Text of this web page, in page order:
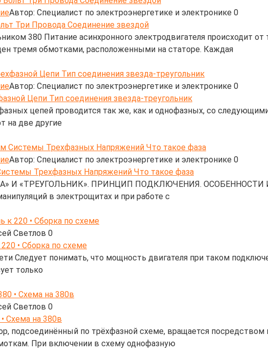
Автор: Cпециалист по электроэнергетике и электронике 0
380 Питание асинхронного электродвигателя происходит
тремя обмотками, расположенными на статоре. Каждая
Цепи Тип соединения звезда-треугольник
Автор: Cпециалист по электроэнергетике и электронике 0
цепей проводится так же, как и однофазных, со
на две другие
Системы Трехфазных Напряжений Что такое фаза
Автор: Cпециалист по электроэнергетике и электронике 0
И «ТРЕУГОЛЬНИК». ПРИНЦИП ПОДКЛЮЧЕНИЯ. ОСОБЕННОСТИ И
в электрощитах и при работе с
к 220 • Сборка по схеме
Светлов 0
Следует понимать, что мощность двигателя при таком
только
• Схема на 380в
Светлов 0
подсоединённый по трёхфазной схеме, вращается посредством
При включении в схему однофазную